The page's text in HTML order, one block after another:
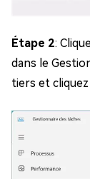
Étape 2:
dans le
tiers et